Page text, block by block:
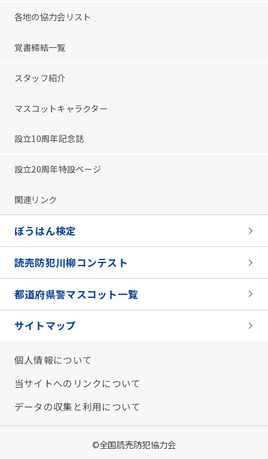
各地の協力会リスト
覚書締結一覧
スタッフ紹介
マスコットキャラクター
設立10周年記念誌
設立20周年特設ページ
関連リンク
ぼうはん検定
読売防犯川柳コンテスト
都道府県警マスコット一覧
サイトマップ
個人情報について
当サイトへのリンクについて
データの収集と利用について
©全国読売防犯協力会